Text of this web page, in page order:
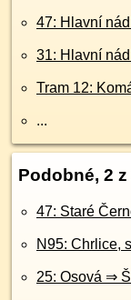
47: Hlavní
31: Hlavní
Tram 12:
...
Podobné, 2 z
47: Staré
N95: Chrlice,
25: Osová ⇒